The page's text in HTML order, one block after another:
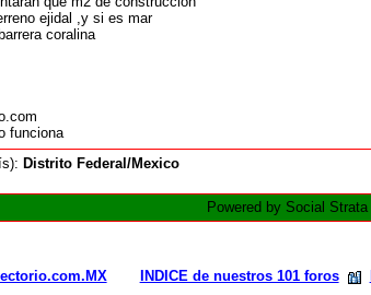
ejidal ,y si es mar
coralina
funciona
Distrito Federal/Mexico
Powered by Social Strata
INDICE de nuestros 101 foros